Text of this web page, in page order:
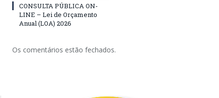
CONSULTA PÚBLICA ON-
LINE – Lei de Orçamento
Anual (LOA) 2026
Os comentários estão fechados.